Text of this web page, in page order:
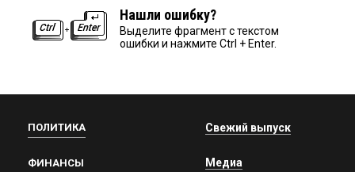
Нашли ошибку?
Выделите фрагмент с текстом
ошибки и нажмите Ctrl + Enter.
ПОЛИТИКА
ФИНАНСЫ
Свежий выпуск
Медиа